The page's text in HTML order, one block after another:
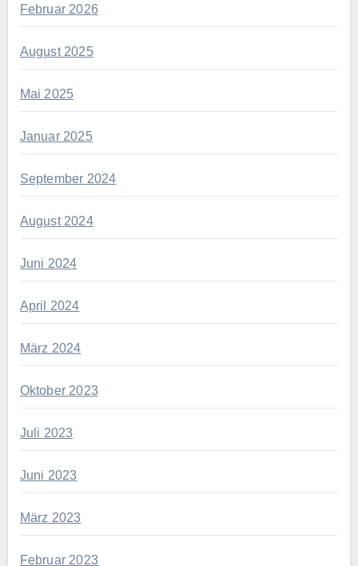
Februar 2026
August 2025
Mai 2025
Januar 2025
September 2024
August 2024
Juni 2024
April 2024
März 2024
Oktober 2023
Juli 2023
Juni 2023
März 2023
Februar 2023